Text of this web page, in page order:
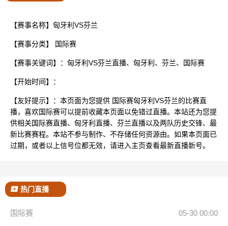
【赛事名称】匈牙利VS芬兰
【赛事分类】 国际赛
【赛事关键词】：匈牙利VS芬兰直播、匈牙利、芬兰、国际赛
【开始时间】：
【友好提示】：本页面为您提供 国际赛匈牙利VS芬兰的比赛直
播，喜欢国际赛可以提前收藏本页面以免错过直播。本站还为您提
供相关国际赛直播、匈牙利直播、芬兰直播以及两队历史交锋、最
新比赛赛程。本站不参与制作、不存储任何资源由。如果本页面已
过期，或者以上信号位都无效，请进入主页查看最新直播新号。
热门直播
国际赛 05-30 00:00